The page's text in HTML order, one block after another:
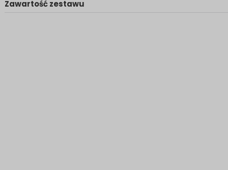
Zawartość zestawu